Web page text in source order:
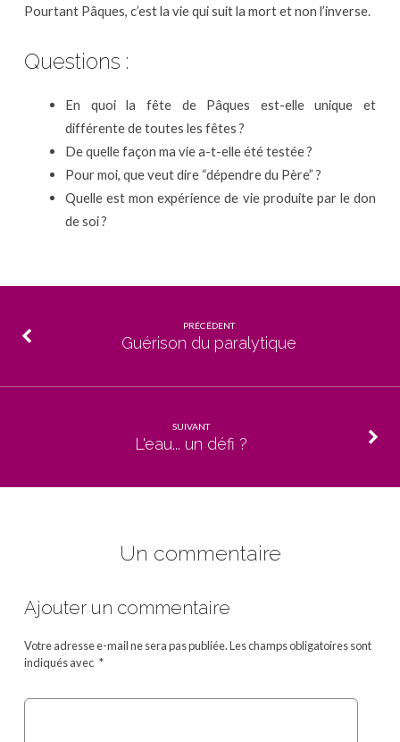
Pourtant Pâques, c’est la vie qui suit la mort et non l’inverse.
Questions :
En quoi la fête de Pâques est-elle unique et
différente de toutes les fêtes ?
De quelle façon ma vie a-t-elle été testée ?
Pour moi, que veut dire “dépendre du Père” ?
Quelle est mon expérience de vie produite par le don
de soi ?
PRÉCÉDENT
Guérison du paralytique
SUIVANT
L'eau... un défi ?
Un commentaire
Ajouter un commentaire
Votre adresse e-mail ne sera pas publiée.Les champs obligatoires sont
indiqués avec *